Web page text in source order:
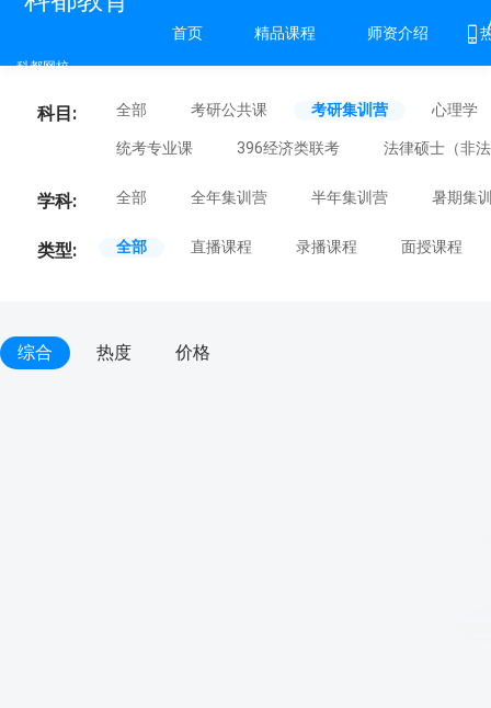
科都网校
首页 精品课程 师资介绍
科目: 全部 考研公共课 考研集训营 心理学
统考专业课 396经济类联考 法律硕士（非
学科: 全部 全年集训营 半年集训营 暑期集
类型: 全部 直播课程 录播课程 面授课程
综合 热度 价格